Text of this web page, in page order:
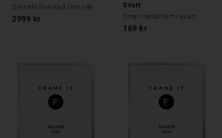
Svensktillverkad ram i ek
2999 kr
Svart
Smal metallram i svart
169 kr